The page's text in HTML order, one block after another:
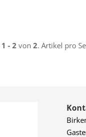
1 - 2 von 2. Artikel pro